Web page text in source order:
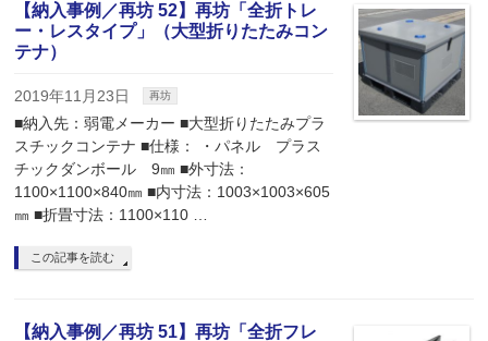
【納入事例／再坊 52】再坊「全折トレ
ー・レスタイプ」（大型折りたたみコン
テナ）
2019年11月23日 再坊
■納入先：弱電メーカー ■大型折りたたみプラ
スチックコンテナ ■仕様： ・パネル プラス
チックダンボール 9㎜ ■外寸法：
1100×1100×840㎜ ■内寸法：1003×1003×605
㎜ ■折畳寸法：1100×110 …
この記事を読む
【納入事例／再坊 51】再坊「全折フレ